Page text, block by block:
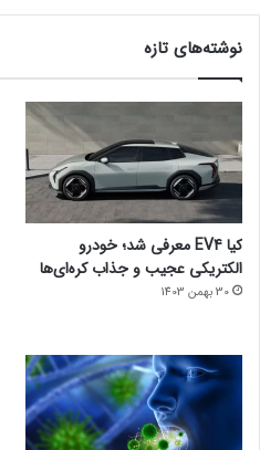
نوشته‌های تازه
کیا EV4 معرفی شد؛ خودرو
الکتریکی عجیب و جذاب کره‌ای‌ها
30 بهمن 1403